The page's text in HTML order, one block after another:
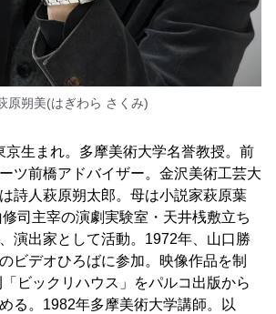
原朔美(はぎわら さくみ)
京生まれ。多摩美術大学名誉教授。前
ツ前橋アドバイザー。金沢美術工芸大
詩人萩原朔太郎。母は小説家萩原葉
司主宰の演劇実験室・天井桟敷立ち
演出家として活動。1972年、山口勝
ビデオひろばに参加。映像作品を制
ビックリハウス」をパルコ出版から
る。1982年多摩美術大学講師。以